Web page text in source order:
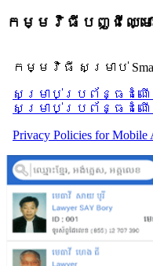
កម្មវិធីបញ្ជីឈ្មោះ
កម្មវិធី សម្រាប់
សម្រាប់​ប្រព័ន្ធដំណើរ
សម្រាប់​ប្រព័ន្ធដំណើរ
Privacy Policies for Mobile